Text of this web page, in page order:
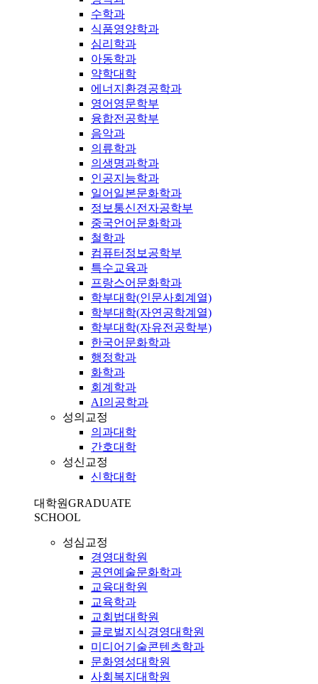
수학과
식품영양학과
심리학과
아동학과
약학대학
에너지환경공학과
영어영문학부
융합전공학부
음악과
의류학과
의생명과학과
인공지능학과
일어일본문화학과
정보통신전자공학부
중국언어문화학과
철학과
컴퓨터정보공학부
특수교육과
프랑스어문화학과
학부대학(인문사회계열)
학부대학(자연공학계열)
학부대학(자유전공학부)
한국어문화학과
행정학과
화학과
회계학과
AI의공학과
성의교정
의과대학
간호대학
성신교정
신학대학
대학원GRADUATE
SCHOOL
성심교정
경영대학원
공연예술문화학과
교육대학원
교육학과
교회법대학원
글로벌지식경영대학원
미디어기술콘텐츠학과
문화영성대학원
사회복지대학원